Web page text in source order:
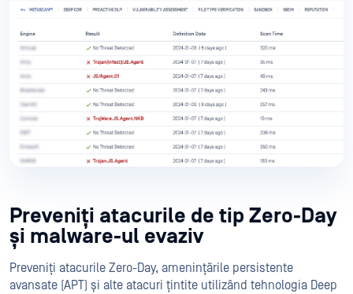
Preveniți atacurile de tip Zero-Day
și malware-ul evaziv
Preveniți atacurile Zero-Day, amenințările persistente
avansate (APT) și alte atacuri țintite utilizând tehnologia Deep